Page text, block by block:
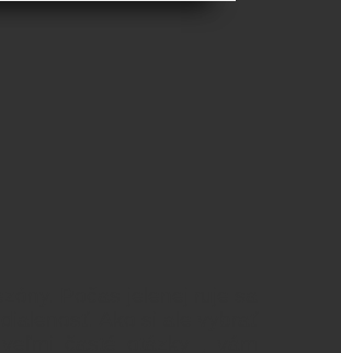
Počas jelenej ruje sa